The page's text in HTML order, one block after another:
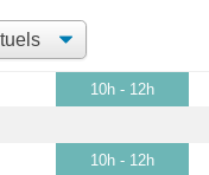
10h - 12h
10h - 12h